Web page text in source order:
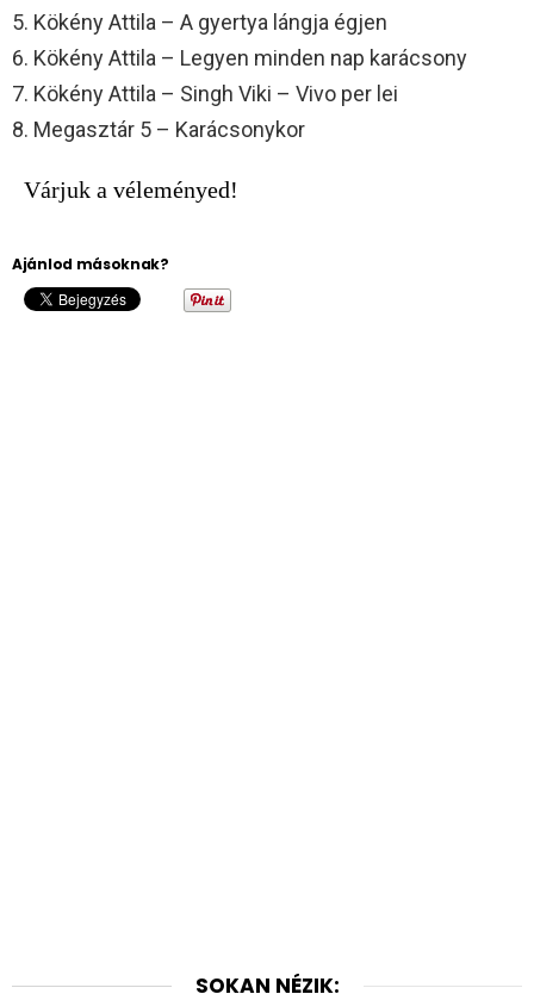
5. Kökény Attila – A gyertya lángja égjen
6. Kökény Attila – Legyen minden nap karácsony
7. Kökény Attila – Singh Viki – Vivo per lei
8. Megasztár 5 – Karácsonykor
Várjuk a véleményed!
Ajánlod másoknak?
SOKAN NÉZIK: